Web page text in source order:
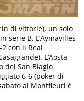
di vittorie), un solo
serie B. L’Aymavilles
con il Real
L’Aosta,
del San Biagio
6-6 (poker di
al Montfleuri è